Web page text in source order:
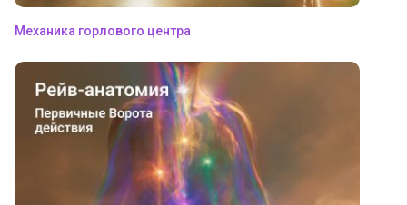
Механика горлового центра